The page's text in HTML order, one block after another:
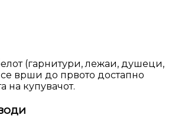
(гарнитури, лежаи, душеци,
врши до првото достапно
на купувачот.